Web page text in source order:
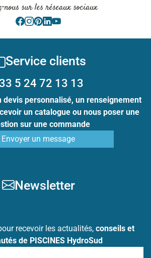
nous sur les réseaux sociaux
Service clients
5 24 72 13 13
devis personnalisé, un renseignement
un catalogue ou nous poser une
sur une commande
Envoyer un message
Newsletter
recevoir les actualités, conseils et
de PISCINES HydroSud